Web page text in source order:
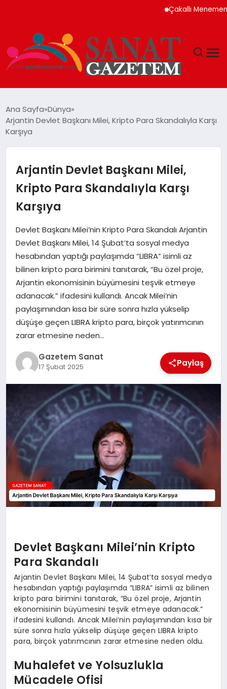
Çakallı Menemeni
TEKNOLOJI
SPOR
YAŞAM
EKONOMI
SAĞLIK
DÜNYA
EĞITIM
Ana Sayfa Dünya
Arjantin Devlet Başkanı Milei, Kripto Para Skandalıyla Karşı
Karşıya
Arjantin Devlet Başkanı Milei,
Kripto Para Skandalıyla Karşı
Karşıya
Devlet Başkanı Milei’nin Kripto Para Skandalı Arjantin
Devlet Başkanı Milei, 14 Şubat’ta sosyal medya
hesabından yaptığı paylaşımda “LIBRA” isimli az
bilinen kripto para birimini tanıtarak, “Bu özel proje,
Arjantin ekonomisinin büyümesini teşvik etmeye
adanacak.” ifadesini kullandı. Ancak Milei’nin
paylaşımından kısa bir süre sonra hızla yükselip
düşüşe geçen LIBRA kripto para, birçok yatırımcının
zarar etmesine neden…
Gazetem Sanat
17 Şubat 2025 Paylaş
Devlet Başkanı Milei’nin Kripto
Para Skandalı
Arjantin Devlet Başkanı Milei, 14 Şubat’ta sosyal medya
hesabından yaptığı paylaşımda “LIBRA” isimli az bilinen
kripto para birimini tanıtarak, “Bu özel proje, Arjantin
ekonomisinin büyümesini teşvik etmeye adanacak.”
ifadesini kullandı. Ancak Milei’nin paylaşımından kısa bir
süre sonra hızla yükselip düşüşe geçen LIBRA kripto
para, birçok yatırımcının zarar etmesine neden oldu.
Muhalefet ve Yolsuzlukla
Mücadele Ofisi